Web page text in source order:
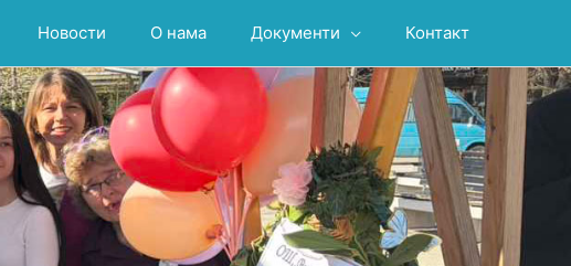
Новости О нама Документи Контакт